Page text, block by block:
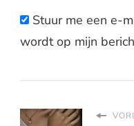
Stuur me een e-
wordt op mijn